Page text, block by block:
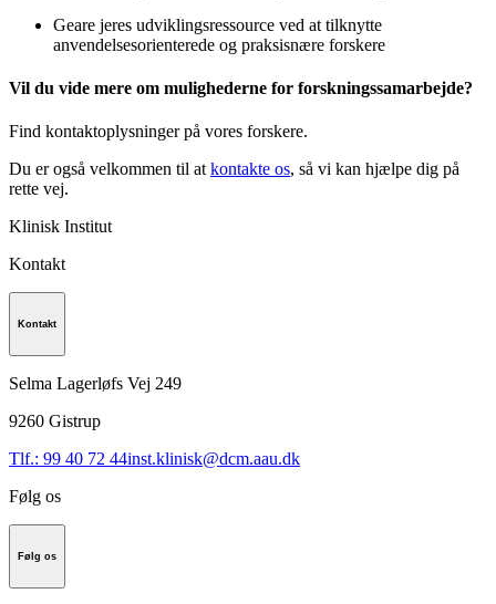
Geare jeres udviklingsressource ved at tilknytte
anvendelsesorienterede og praksisnære forskere
Vil du vide mere om mulighederne for forskningssamarbejde?
Find kontaktoplysninger på vores forskere.
Du er også velkommen til atkontakte os, så vi kan hjælpe dig på
rette vej.
Klinisk Institut
Kontakt
Kontakt
Selma Lagerløfs Vej 249
9260 Gistrup
Tlf.: 99 40 72 44inst.klinisk@dcm.aau.dk
Følg os
Følg os